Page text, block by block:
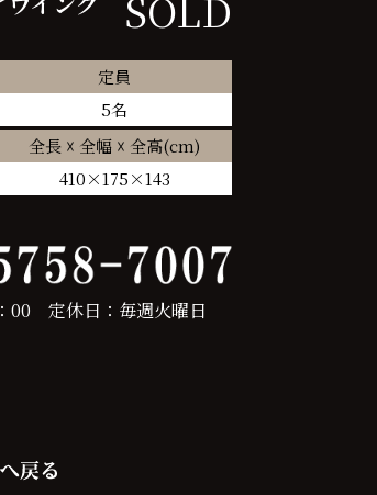
定員
5名
全長 ☓ 全幅 ☓ 全高(cm)
410×175×143
00 定休日：毎週火曜日